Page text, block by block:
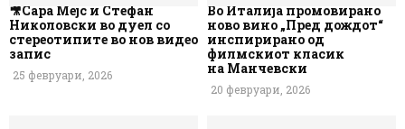
🎥Сара Мејс и Стефан
Николовски во дуел со
стереотипите во нов видео
запис
25 февруари, 2026
Во Италија промовирано
ново вино „Пред дождот“
инспирирано од
филмскиот класик
на Манчевски
20 февруари, 2026